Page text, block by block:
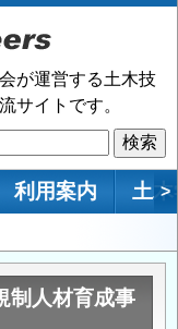
が運営する土木技
サイトです。
利用案内 土 >
制人材育成事